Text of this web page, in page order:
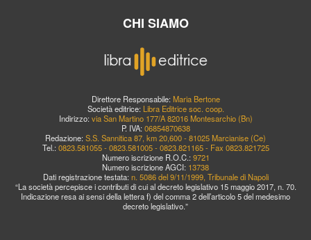
CHI SIAMO
Direttore Responsabile: Maria Bertone
Società editrice: Libra Editrice soc. coop.
Indirizzo: via San Martino 177/A 82016 Montesarchio (Bn)
P. IVA: 06854870638
Redazione: S.S. Sannitica 87, km 20,600 - 81025 Marcianise (Ce)
Tel.: 0823.581055 - 0823.581005 - 0823.821165 - Fax 0823.821725
Numero iscrizione R.O.C.: 9721
Numero iscrizione AGCI: 13738
Dati registrazione testata: n. 5086 del 9/11/1999, Tribunale di Napoli
“La società percepisce i contributi di cui al decreto legislativo 15 maggio 2017, n. 70.
Indicazione resa ai sensi della lettera f) del comma 2 dell’articolo 5 del medesimo
decreto legislativo.”